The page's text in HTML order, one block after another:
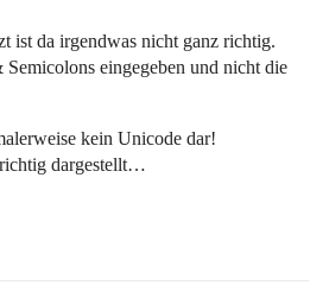
ist da irgendwas nicht ganz richtig.
eingegeben und nicht die
kein Unicode dar!
dargestellt…